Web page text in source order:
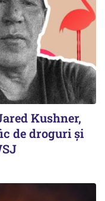
Kushner,
de droguri și